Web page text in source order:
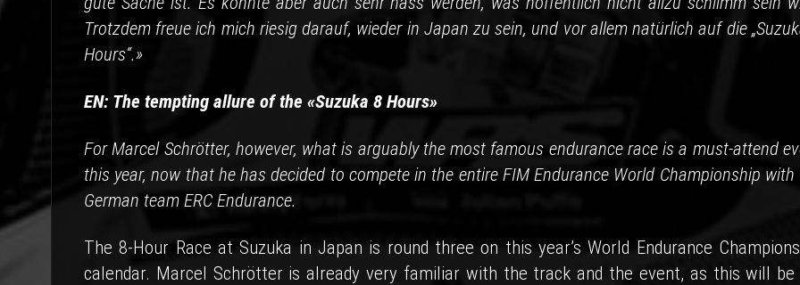
Trotzdem freue ich mich riesig darauf, wieder in Japan zu sein, und vor allem natürlich auf die
Hours“.»
EN: The tempting allure of the «Suzuka 8 Hours»
For Marcel Schrötter, however, what is arguably the most famous endurance race is a must-attend
this year, now that he has decided to compete in the entire FIM Endurance World Championship with
German team ERC Endurance.
The 8-Hour Race at Suzuka in Japan is round three on this year’s World Endurance
calendar. Marcel Schrötter is already very familiar with the track and the event, as this will be